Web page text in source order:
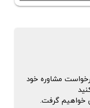
مشاوره خود
خواهیم گرفت.